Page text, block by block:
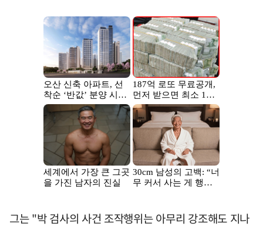
그는 "박 검사의 사건 조작행위는 아무리 강조해도 지나